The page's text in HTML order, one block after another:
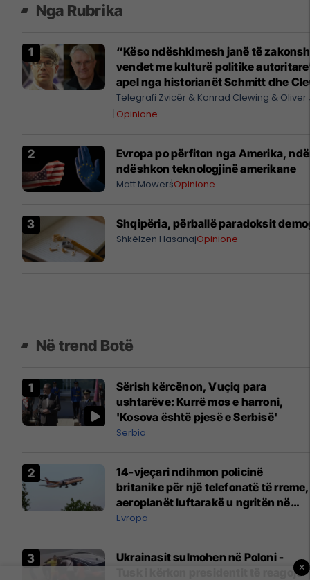
Nga Rubrika
“Këso ndëshkimesh janë të
vendet me kulturë politike
apel nga historianët Schmitt dhe
kundër sanksionimit të një
Telegrafi Zvicër Konrad Clewing
Oliver
Opinione
Evropa po përfiton nga Amerika,
ndëshkon teknologjinë amerikane
Matt MowersOpinione
Shqipëria, përballë paradoksit
Shkëlzen HasanajOpinione
Në trend Botë
Sërish kërcënon, Vuçiq para
ushtarëve: Kurrë mos e harroni,
'Kosova është pjesë e Serbisë'
Serbia
14-vjeçari ndihmon policinë
britanike për një telefonatë të rreme,
aeroplanët luftarakë u ngritën në
ajër për të interceptuar fluturaken e
Evropa
Ukrainasit sulmohen në Poloni -
Tusk i kërkon presidentit të reagojë×